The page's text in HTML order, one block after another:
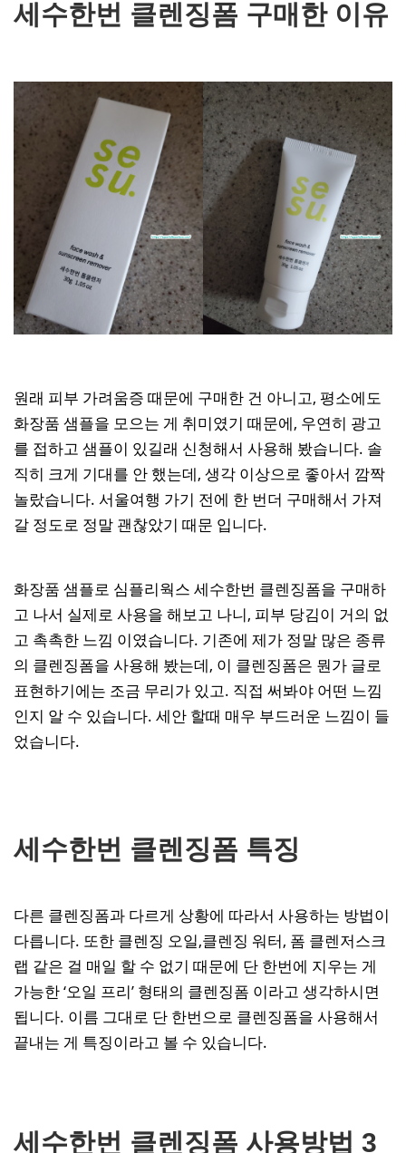
세수한번 클렌징폼 구매한 이유
원래 피부 가려움증 때문에 구매한 건 아니고, 평소에도
화장품 샘플을 모으는 게 취미였기 때문에, 우연히 광고
를 접하고 샘플이 있길래 신청해서 사용해 봤습니다. 솔
직히 크게 기대를 안 했는데, 생각 이상으로 좋아서 깜짝
놀랐습니다. 서울여행 가기 전에 한 번더 구매해서 가져
갈 정도로 정말 괜찮았기 때문 입니다.
화장품 샘플로 심플리웍스 세수한번 클렌징폼을 구매하
고 나서 실제로 사용을 해보고 나니, 피부 당김이 거의 없
고 촉촉한 느낌 이였습니다. 기존에 제가 정말 많은 종류
의 클렌징폼을 사용해 봤는데, 이 클렌징폼은 뭔가 글로
표현하기에는 조금 무리가 있고. 직접 써봐야 어떤 느낌
인지 알 수 있습니다. 세안 할때 매우 부드러운 느낌이 들
었습니다.
세수한번 클렌징폼 특징
다른 클렌징폼과 다르게 상황에 따라서 사용하는 방법이
다릅니다. 또한 클렌징 오일,클렌징 워터, 폼 클렌저스크
랩 같은 걸 매일 할 수 없기 때문에 단 한번에 지우는 게
가능한 ‘오일 프리’ 형태의 클렌징폼 이라고 생각하시면
됩니다. 이름 그대로 단 한번으로 클렌징폼을 사용해서
끝내는 게 특징이라고 볼 수 있습니다.
세수한번 클렌징폼 사용방법 3